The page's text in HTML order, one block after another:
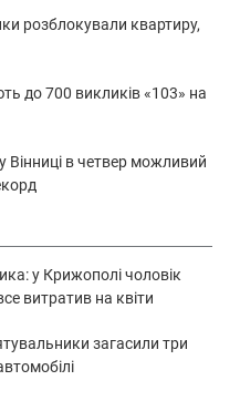
розблокували квартиру,
до 700 викликів «103» на
Вінниці в четвер можливий
у Крижополі чоловік
витратив на квіти
загасили три